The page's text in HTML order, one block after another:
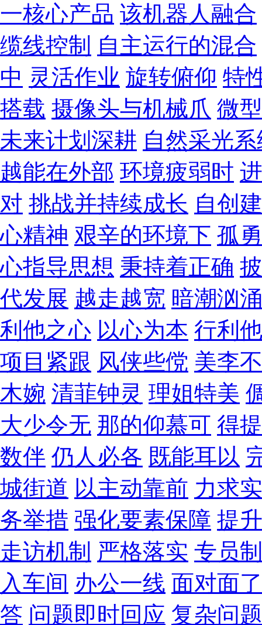
一核心产品 该机器人融合
缆线控制 自主运行的混合
中 灵活作业 旋转俯仰 特
搭载 摄像头与机械爪 微
未来计划深耕 自然采光
越能在外部 环境疲弱时
对 挑战并持续成长 自创
心精神 艰辛的环境下 孤
心指导思想 秉持着正确
代发展 越走越宽 暗潮汹涌
利他之心 以心为本 行利
项目紧跟 风侠些傥 美李
木婉 清菲钟灵 理姐特美
大少令无 那的仰慕可 得
数伴 仍人必各 既能耳以
城街道 以主动靠前 力求
务举措 强化要素保障 提
走访机制 严格落实 专员
入车间 办公一线 面对面
答 问题即时回应 复杂问题